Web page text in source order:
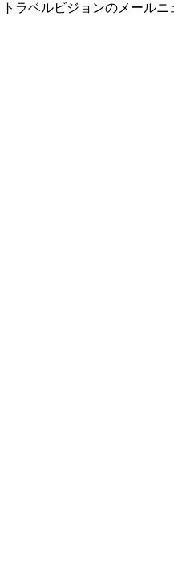
ラベルビジョンのメール